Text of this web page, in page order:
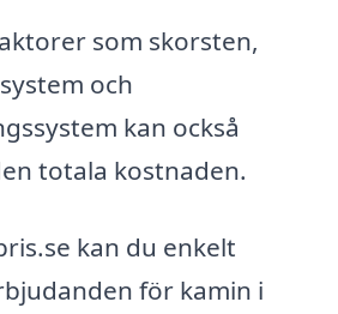
som skorsten,
och
kan också
totala kostnaden.
kan du enkelt
för kamin i